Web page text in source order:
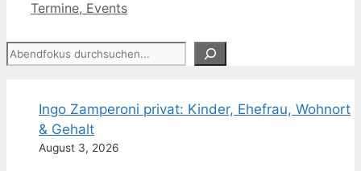
Termine, Events
Suchen
Ingo Zamperoni privat: Kinder, Ehefrau, Wohnort
& Gehalt
August 3, 2026